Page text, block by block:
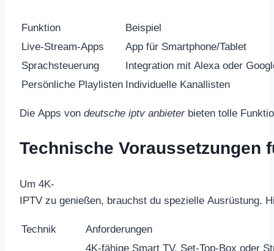
Funktion
Beispiel
Live-Stream-Apps
App für Smartphone/Tablet
Sprachsteuerung
Integration mit Alexa oder
Persönliche Playlisten Individuelle Kanallisten
Die Apps von deutsche iptv anbieterbieten tolle
Technische Voraussetzungen
Um 4K-
IPTV zu genießen, brauchst du spezielle Ausrüstung.
Technik Anforderungen
4K-fähige Smart TV, Set-Top-Box oder